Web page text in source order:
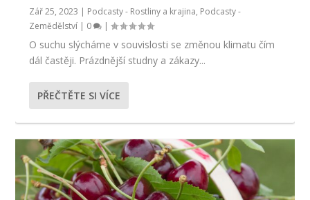
Zář 25, 2023 | Podcasty - Rostliny a krajina, Podcasty -
Zemědělství | 0 |
O suchu slýcháme v souvislosti se změnou klimatu čím
dál častěji. Prázdnější studny a zákazy...
PŘEČTĚTE SI VÍCE